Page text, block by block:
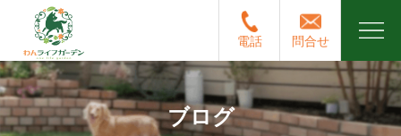
電話 問合せ
ブログ